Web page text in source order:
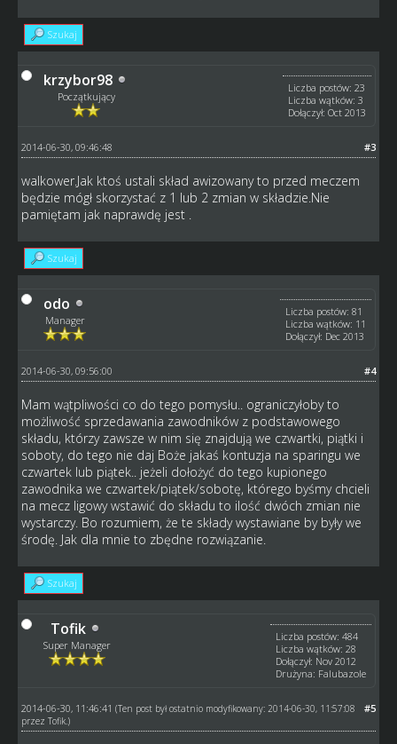
Szukaj
krzybor98
Początkujący
Liczba postów: 23
Liczba wątków: 3
Dołączył: Oct 2013
#3
2014-06-30, 09:46:48
walkower.Jak ktoś ustali skład awizowany to przed meczem
będzie mógł skorzystać z 1 lub 2 zmian w składzie.Nie
pamiętam jak naprawdę jest .
Szukaj
odo
Manager
Liczba postów: 81
Liczba wątków: 11
Dołączył: Dec 2013
#4
2014-06-30, 09:56:00
Mam wątpliwości co do tego pomysłu.. ograniczyłoby to
możliwość sprzedawania zawodników z podstawowego
składu, którzy zawsze w nim się znajdują we czwartki, piątki i
soboty, do tego nie daj Boże jakaś kontuzja na sparingu we
czwartek lub piątek.. jeżeli dołożyć do tego kupionego
zawodnika we czwartek/piątek/sobotę, którego byśmy chcieli
na mecz ligowy wstawić do składu to ilość dwóch zmian nie
wystarczy. Bo rozumiem, że te składy wystawiane by były we
środę. Jak dla mnie to zbędne rozwiązanie.
Szukaj
Tofik
Super Manager
Liczba postów: 484
Liczba wątków: 28
Dołączył: Nov 2012
Drużyna: Falubazole
#5
2014-06-30, 11:46:41 (Ten post był ostatnio modyfikowany: 2014-06-30, 11:57:08
przez Tofik.)